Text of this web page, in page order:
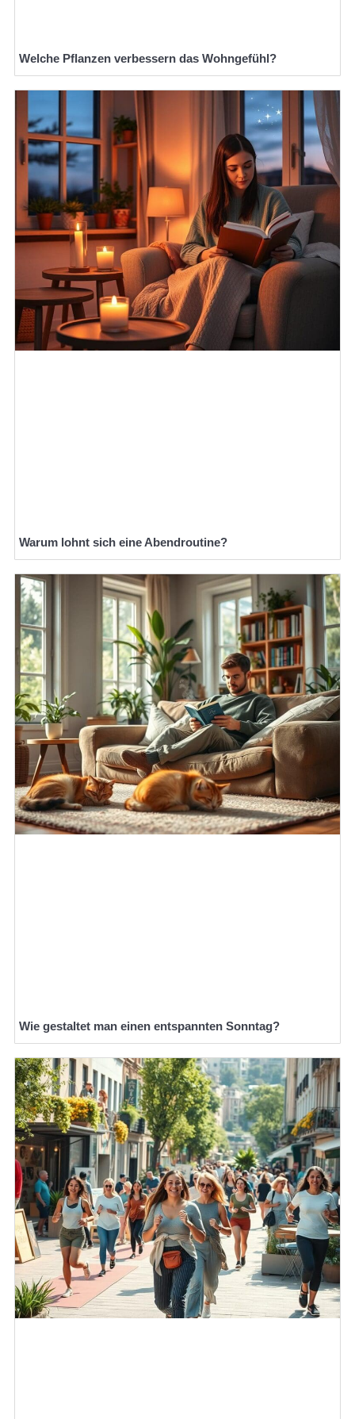
Welche Pflanzen verbessern das Wohngefühl?
Warum lohnt sich eine Abendroutine?
Wie gestaltet man einen entspannten Sonntag?